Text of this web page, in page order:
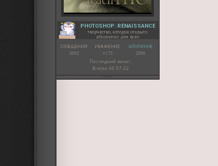
PHOTOSHOP: RENAISSANCE
творчество, которое открыто
абсолютно для всех
СООБЩЕНИЙ:
3092
УВАЖЕНИЕ:
+175
ФЛОРИНОВ:
2000
Последний визит:
Вчера 06:57:22